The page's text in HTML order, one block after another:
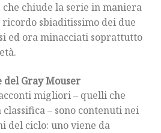
chiude la serie in maniera
sbiaditissimo dei due
ed ora minacciati soprattutto
Gray Mouser
migliori – quelli che
– sono contenuti nei
del ciclo: uno viene da